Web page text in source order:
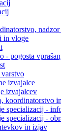
in vloge
- pogosta
varstvo
izvajalce
izvajalcev
koordinatorstvo
specializacij -
specializacij -
in izjav